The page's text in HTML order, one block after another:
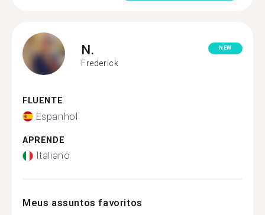
N.
Frederick
NEW
FLUENTE
Espanhol
APRENDE
Italiano
Meus assuntos favoritos